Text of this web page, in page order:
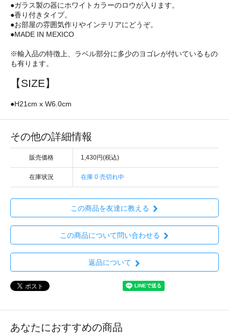
●ガラス製の器にホワイトカラーのロウが入ります。
●香り付きタイプ。
●お部屋の雰囲気作りやインテリアにどうぞ。
●MADE IN MEXICO
※輸入品の特徴上、ラベル部分に多少のヨゴレが付いているもの
も有ります。
【SIZE】
●H21cm x W6.0cm
その他の詳細情報
販売価格 1,430円(税込)
在庫状況 在庫 0 売切れ中
この商品を友達に教える
この商品について問い合わせる
返品について
あなたにおすすめの商品